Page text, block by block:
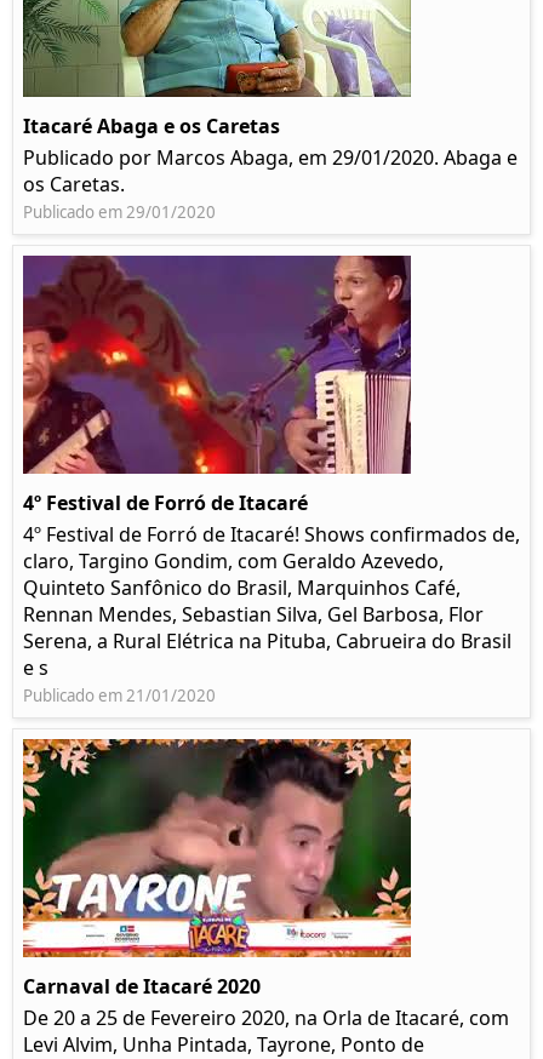
Itacaré Abaga e os Caretas
Publicado por Marcos Abaga, em 29/01/2020. Abaga e
os Caretas.
Publicado em 29/01/2020
4º Festival de Forró de Itacaré
4º Festival de Forró de Itacaré! Shows confirmados de,
claro, Targino Gondim, com Geraldo Azevedo,
Quinteto Sanfônico do Brasil, Marquinhos Café,
Rennan Mendes, Sebastian Silva, Gel Barbosa, Flor
Serena, a Rural Elétrica na Pituba, Cabrueira do Brasil
e s
Publicado em 21/01/2020
Carnaval de Itacaré 2020
De 20 a 25 de Fevereiro 2020, na Orla de Itacaré, com
Levi Alvim, Unha Pintada, Tayrone, Ponto de